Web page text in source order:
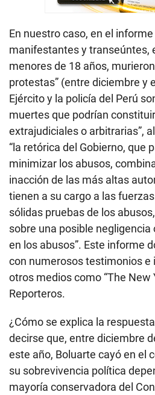
En nuestro caso, en el
manifestantes y transeúntes,
menores de 18 años,
protestas” (entre diciembre y
Ejército y la policía del Perú
muertes que podrían
extrajudiciales o arbitrarias”,
“la retórica del Gobierno, que
minimizar los abusos,
inacción de las más altas
tienen a su cargo a las
sólidas pruebas de los
sobre una posible negligencia
en los abusos”. Este informe
con numerosos testimonios e
otros medios como “The New
Reporteros.
¿Cómo se explica la
decirse que, entre diciembre
este año, Boluarte cayó en el
su sobrevivencia política
mayoría conservadora del